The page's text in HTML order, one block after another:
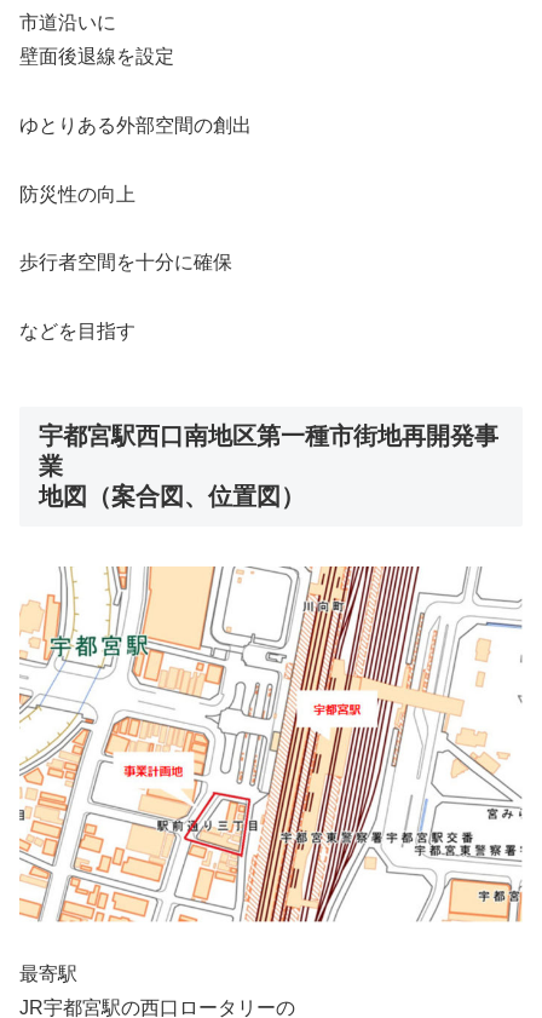
市道沿いに
壁面後退線を設定
ゆとりある外部空間の創出
防災性の向上
歩行者空間を十分に確保
などを目指す
宇都宮駅西口南地区第一種市街地再開発事
業
地図（案合図、位置図）
最寄駅
JR宇都宮駅の西口ロータリーの